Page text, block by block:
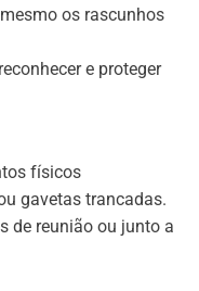
os rascunhos
e proteger
físicos
gavetas trancadas.
de reunião ou junto a